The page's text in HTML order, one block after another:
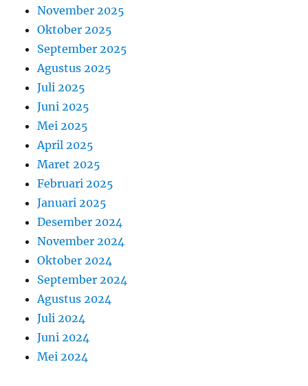
November 2025
Oktober 2025
September 2025
Agustus 2025
Juli 2025
Juni 2025
Mei 2025
April 2025
Maret 2025
Februari 2025
Januari 2025
Desember 2024
November 2024
Oktober 2024
September 2024
Agustus 2024
Juli 2024
Juni 2024
Mei 2024